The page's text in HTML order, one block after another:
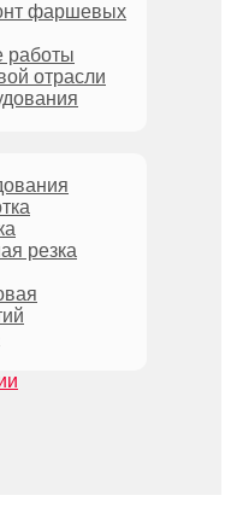
фаршевых
работы
отрасли
резка